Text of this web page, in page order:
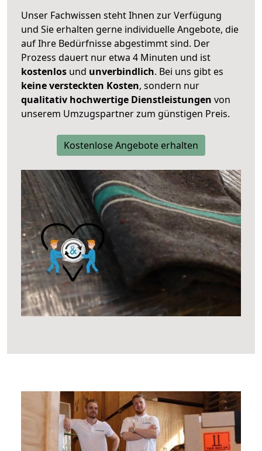
Unser Fachwissen steht Ihnen zur Verfügung
und Sie erhalten gerne individuelle Angebote, die
auf Ihre Bedürfnisse abgestimmt sind. Der
Prozess dauert nur etwa 4 Minuten und ist
kostenlos und unverbindlich. Bei uns gibt es
keine versteckten Kosten, sondern nur
qualitativ hochwertige Dienstleistungen von
unserem Umzugspartner zum günstigen Preis.
Kostenlose Angebote erhalten